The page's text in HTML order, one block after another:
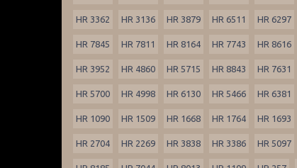
HR 3362 HR 3136 HR 3879 HR 6511 HR 6297
HR 7845 HR 7811 HR 8164 HR 7743 HR 8616
HR 3952 HR 4860 HR 5715 HR 8843 HR 7631
HR 5700 HR 4998 HR 6130 HR 5466 HR 6381
HR 1090 HR 1509 HR 1668 HR 1764 HR 1693
HR 2704 HR 2269 HR 3838 HR 3386 HR 5097